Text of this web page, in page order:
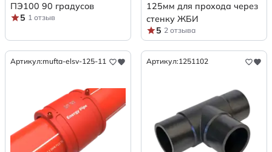
ПЭ100 90 градусов
5 1 отзыв
125мм для прохода через
стенку ЖБИ
5 2 отзыва
Артикул:mufta-elsv-125-11 Артикул:1251102